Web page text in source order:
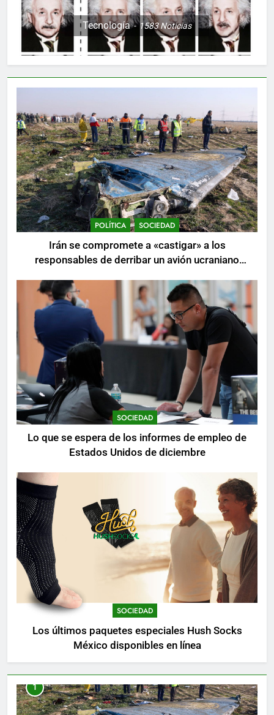
Tecnología 1583Noticias
POLÍTICA SOCIEDAD
Irán se compromete a «castigar» a los
responsables de derribar un avión ucraniano
SOCIEDAD
Lo que se espera de los informes de empleo de
Estados Unidos de diciembre
SOCIEDAD
Los últimos paquetes especiales Hush Socks
México disponibles en línea
1